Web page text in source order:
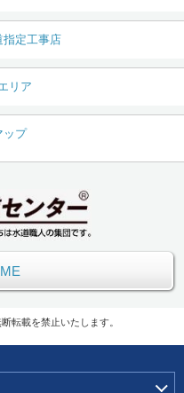
指定工事店
リア
ップ
転載を禁止いたします。